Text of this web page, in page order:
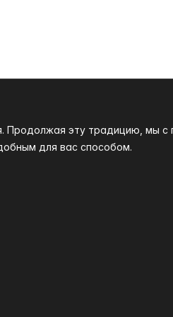
Продолжая эту традицию, мы
для вас способом.